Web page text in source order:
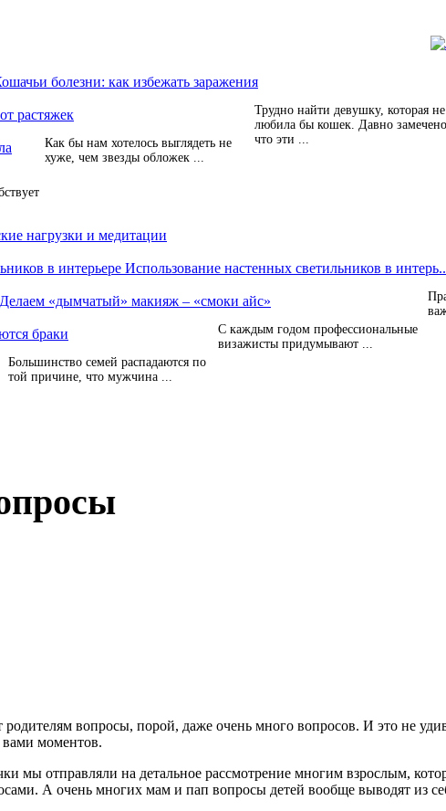
болезни: как избежать заражения
Трудно найти девушку, которая не
любила бы кошек. Давно
что эти ...
растяжек
Как бы нам хотелось выглядеть не
хуже, чем звезды обложек ...
нагрузки и медитации
Использование настенных светильников в
Делаем «дымчатый» макияж – «смоки айс»
С каждым годом профессиональные
визажисты придумывают ...
браки
Большинство семей распадаются по
той причине, что мужчина ...
родителям вопросы, порой, даже очень много вопросов. И это не
вами моментов.
мы отправляли на детальное рассмотрение многим взрослым,
А очень многих мам и пап вопросы детей вообще выводят из